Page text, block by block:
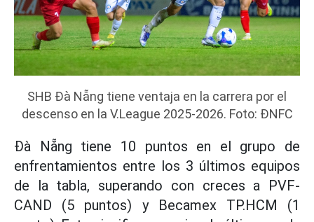
SHB Đà Nẵng tiene ventaja en la carrera por el
descenso en la V.League 2025-2026. Foto: ĐNFC
Đà Nẵng tiene 10 puntos en el grupo de
enfrentamientos entre los 3 últimos equipos
de la tabla, superando con creces a PVF-
CAND (5 puntos) y Becamex TP.HCM (1